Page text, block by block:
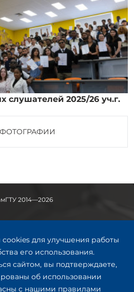
слушателей 2025/26 уч.г.
для улучшения работы
его использования.
сайтом, вы подтверждаете,
об использовании
с нашими правилами
2014—2026
Самара
244,
корпус
(846) 278-43-11